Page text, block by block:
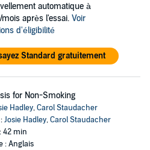
automatique à
mois après l'essai. Voir
d'éligibilité
Standard gratuitement
for Non-Smoking
Hadley,Carol Staudacher
Josie Hadley,Carol Staudacher
42 min
: Anglais